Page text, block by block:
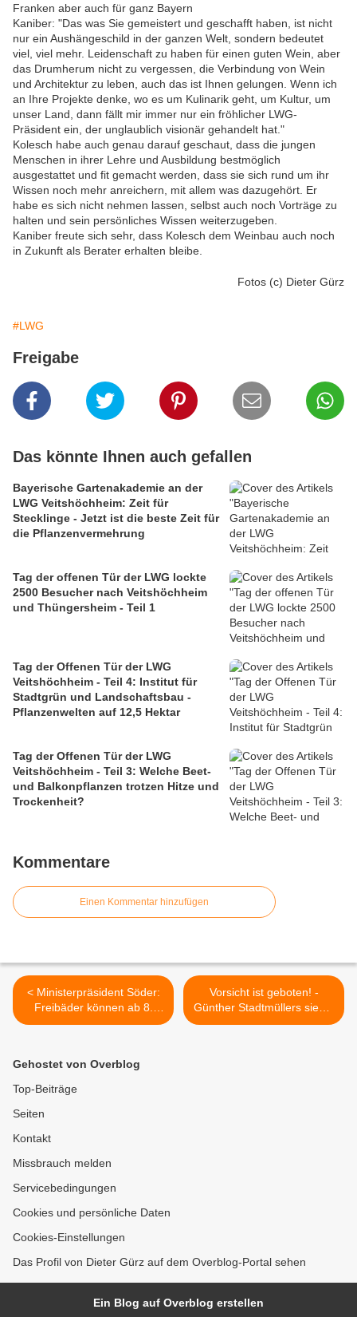
Franken aber auch für ganz Bayern
Kaniber: "Das was Sie gemeistert und geschafft haben, ist nicht
nur ein Aushängeschild in der ganzen Welt, sondern bedeutet
viel, viel mehr. Leidenschaft zu haben für einen guten Wein, aber
das Drumherum nicht zu vergessen, die Verbindung von Wein
und Architektur zu leben, auch das ist Ihnen gelungen. Wenn ich
an Ihre Projekte denke, wo es um Kulinarik geht, um Kultur, um
unser Land, dann fällt mir immer nur ein fröhlicher LWG-
Präsident ein, der unglaublich visionär gehandelt hat."
Kolesch habe auch genau darauf geschaut, dass die jungen
Menschen in ihrer Lehre und Ausbildung bestmöglich
ausgestattet und fit gemacht werden, dass sie sich rund um ihr
Wissen noch mehr anreichern, mit allem was dazugehört. Er
habe es sich nicht nehmen lassen, selbst auch noch Vorträge zu
halten und sein persönliches Wissen weiterzugeben.
Kaniber freute sich sehr, dass Kolesch dem Weinbau auch noch
in Zukunft als Berater erhalten bleibe.
Fotos (c) Dieter Gürz
#LWG
Freigabe
Das könnte Ihnen auch gefallen
Bayerische Gartenakademie an der
LWG Veitshöchheim: Zeit für
Stecklinge - Jetzt ist die beste Zeit für
die Pflanzenvermehrung
Tag der offenen Tür der LWG lockte
2500 Besucher nach Veitshöchheim
und Thüngersheim - Teil 1
Tag der Offenen Tür der LWG
Veitshöchheim - Teil 4: Institut für
Stadtgrün und Landschaftsbau -
Pflanzenwelten auf 12,5 Hektar
Tag der Offenen Tür der LWG
Veitshöchheim - Teil 3: Welche Beet-
und Balkonpflanzen trotzen Hitze und
Trockenheit?
Kommentare
Einen Kommentar hinzufügen
< Ministerpräsident Söder:
Freibäder können ab 8.
Juni wieder öffnen unter
Vorsicht ist geboten! -
Günther Stadtmüllers siebte
Corona-Worte am Montag >
Gehostet von Overblog
Top-Beiträge
Seiten
Kontakt
Missbrauch melden
Servicebedingungen
Cookies und persönliche Daten
Cookies-Einstellungen
Das Profil von Dieter Gürz auf dem Overblog-Portal sehen
Ein Blog auf Overblog erstellen